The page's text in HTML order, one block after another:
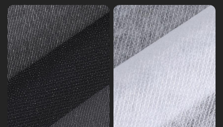
ー
テ
ィ
ン
グ
の
イ
ン
タ
ー
ラ
GRS
リ
サ
イ
ク
ル
ン
タ
ー
ラ
ヘ
ア
キ
ャ
ン
バ
ス
の
イ
ン
タ
ー
ラ
イ